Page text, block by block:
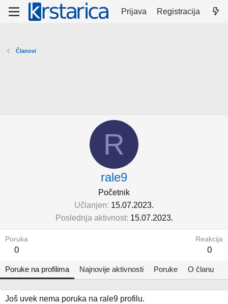
Prijava Registracija
Članovi
R
rale9
Početnik
Učlanjen 15.07.2023.
Poslednja aktivnost 15.07.2023.
Poruka
0
Reakcija
0
Poruke na profilima Najnovije aktivnosti Poruke O članu
Još uvek nema poruka na rale9 profilu.